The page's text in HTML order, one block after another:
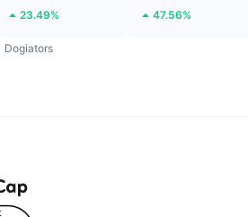
23.49% 47.56%
Dogiators